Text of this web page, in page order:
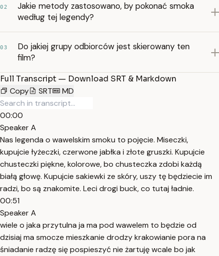
02
Jakie metody zastosowano, by pokonać smoka
według tej legendy?
03
Do jakiej grupy odbiorców jest skierowany ten
film?
Full Transcript — Download SRT & Markdown
Copy
SRT MD
00:00
Speaker A
Nas legenda o wawelskim smoku to pojęcie. Miseczki,
kupujcie łyżeczki, czerwone jabłka i złote gruszki. Kupujcie
chusteczki piękne, kolorowe, bo chusteczka zdobi każdą
białą głowę. Kupujcie sakiewki ze skóry, uszy tę będziecie im
radzi, bo są znakomite. Leci drogi buck, co tutaj ładnie.
00:51
Speaker A
wiele o jaka przytulna ja ma pod wawelem to będzie od
dzisiaj ma smocze mieszkanie drodzy krakowianie pora na
śniadanie radzę się pospieszyć nie żartuję wcale bo jak